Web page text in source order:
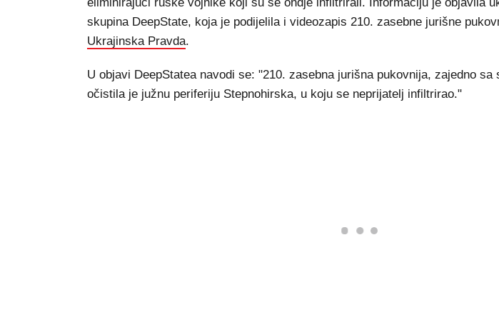
skupina DeepState, koja je podijelila i videozapis 210. zasebne jurišne
Ukrajinska Pravda.
U objavi DeepStatea navodi se: "210. zasebna jurišna pukovnija, zajedno sa
očistila je južnu periferiju Stepnohirska, u koju se neprijatelj infiltrirao."